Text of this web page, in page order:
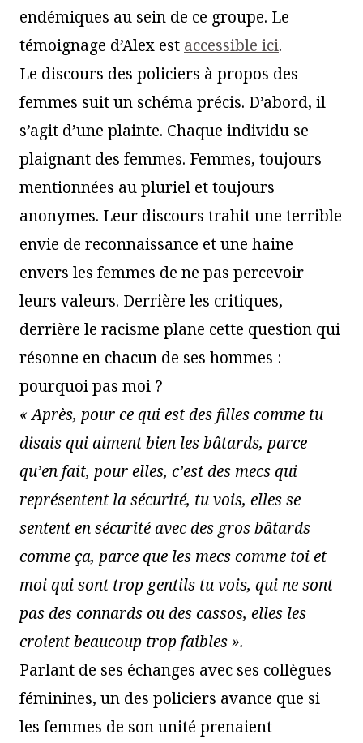
endémiques au sein de ce groupe. Le
témoignage d’Alex est accessible ici.
Le discours des policiers à propos des
femmes suit un schéma précis. D’abord, il
s’agit d’une plainte. Chaque individu se
plaignant des femmes. Femmes, toujours
mentionnées au pluriel et toujours
anonymes. Leur discours trahit une terrible
envie de reconnaissance et une haine
envers les femmes de ne pas percevoir
leurs valeurs. Derrière les critiques,
derrière le racisme plane cette question qui
résonne en chacun de ses hommes :
pourquoi pas moi ?
« Après, pour ce qui est des filles comme tu
disais qui aiment bien les bâtards, parce
qu’en fait, pour elles, c’est des mecs qui
représentent la sécurité, tu vois, elles se
sentent en sécurité avec des gros bâtards
comme ça, parce que les mecs comme toi et
moi qui sont trop gentils tu vois, qui ne sont
pas des connards ou des cassos, elles les
croient beaucoup trop faibles ».
Parlant de ses échanges avec ses collègues
féminines, un des policiers avance que si
les femmes de son unité prenaient